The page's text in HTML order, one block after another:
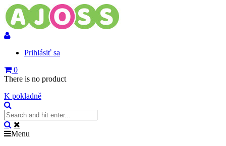
Prihlásiť sa
0
There is no product
K pokladně
Menu